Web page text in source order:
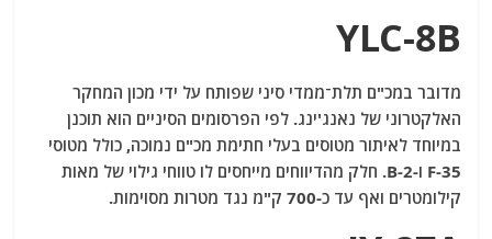
YLC-8B
מדובר במכ"ם תלת־ממדי סיני שפותח על ידי מכון המחקר
האלקטרוני של נאנג'ינג. לפי הפרסומים הסיניים הוא תוכנן
במיוחד לאיתור מטוסים בעלי חתימת מכ"ם נמוכה, כולל מטוסי
F-35 ו-B-2. חלק מהדיווחים מייחסים לו טווחי גילוי של מאות
קילומטרים ואף עד כ-700 ק"מ נגד מטרות מסוימות.